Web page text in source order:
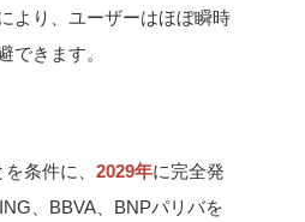
より、ユーザーはほぼ瞬時
できます。
条件に、 2029年に完全発
、BBVA、BNPパリバを